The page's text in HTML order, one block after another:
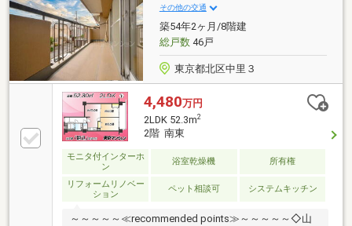
その他の交通
築54年2ヶ月/8階建
総戸数46戸
東京都北区中里３
4,480万円
2LDK 52.3m2
2階 南東
モニタ付インターホ
ン
浴室乾燥機 所有権
リフォームリノベー
ション
ペット相談可 システムキッチン
～～～～～≪recommended points≫～～～～～◇山